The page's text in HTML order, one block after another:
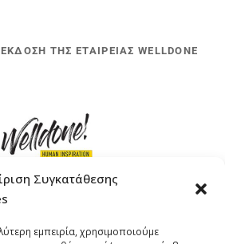
Συγκατάθεσης
εμπειρία, χρησιμοποιούμε
ΤΗΣ ΕΤΑΙΡΕΙΑΣ WELLDONE